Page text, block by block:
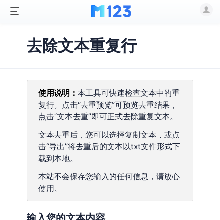
去除文本重复行
使用说明： 本工具可快速检查文本中的重
复行。点击“去重预览”可预览去重结果，
点击“文本去重”即可正式去除重复文本。
文本去重后，您可以选择复制文本，或点
击“导出”将去重后的文本以txt文件形式下
载到本地。
本站不会保存您输入的任何信息，请放心
使用。
输入您的文本内容